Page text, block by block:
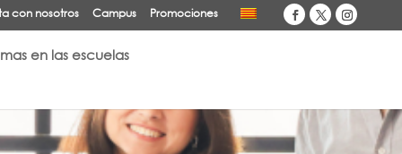
con nosotros Campus Promociones
en las escuelas